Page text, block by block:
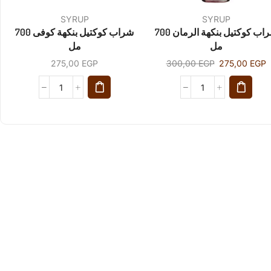
SYRUP
شراب كوكتيل بنكهة كوفى 700
مل
275,00 EGP
SYRUP
شراب كوكتيل بنكهة الرمان 700
مل
300,00EGP 275,00 EGP